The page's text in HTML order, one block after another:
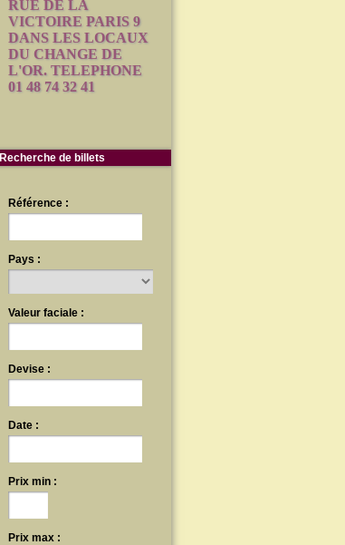
RUE DE LA
VICTOIRE PARIS 9
DANS LES LOCAUX
DU CHANGE DE
L'OR. TELEPHONE
01 48 74 32 41
Recherche de billets
Référence :
Pays :
Valeur faciale :
Devise :
Date :
Prix min :
Prix max :